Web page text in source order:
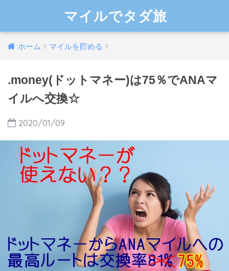
マイルでタダ旅
ホーム マイルを貯める
.money(ドットマネー)は75％でANAマ
イルへ交換☆
2020/01/09